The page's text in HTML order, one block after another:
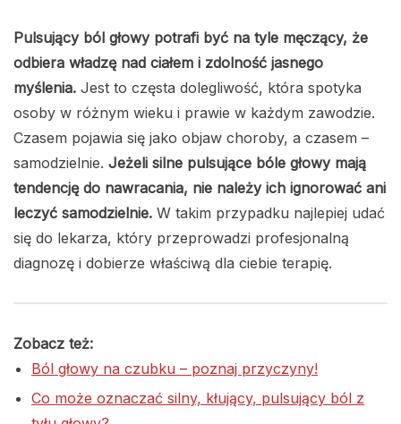
Pulsujący ból głowy potrafi być na tyle męczący, że
odbiera władzę nad ciałem i zdolność jasnego
myślenia. Jest to częsta dolegliwość, która spotyka
osoby w różnym wieku i prawie w każdym zawodzie.
Czasem pojawia się jako objaw choroby, a czasem –
samodzielnie. Jeżeli silne pulsujące bóle głowy mają
tendencję do nawracania, nie należy ich ignorować ani
leczyć samodzielnie. W takim przypadku najlepiej udać
się do lekarza, który przeprowadzi profesjonalną
diagnozę i dobierze właściwą dla ciebie terapię.
Zobacz też:
Ból głowy na czubku – poznaj przyczyny!
Co może oznaczać silny, kłujący, pulsujący ból z